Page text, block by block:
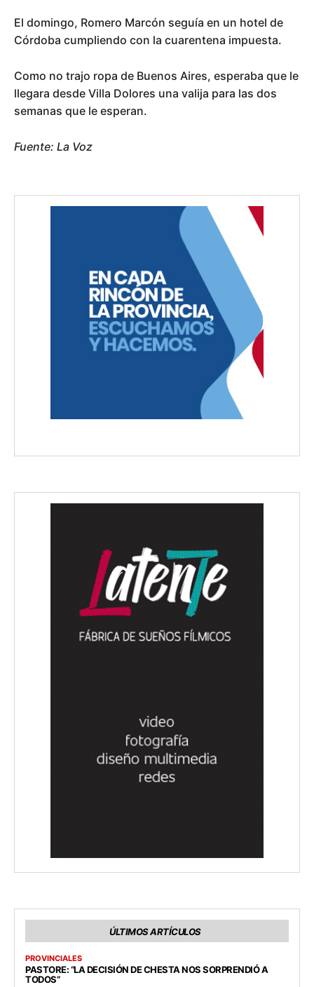
El domingo, Romero Marcón seguía en un hotel de
Córdoba cumpliendo con la cuarentena impuesta.
Como no trajo ropa de Buenos Aires, esperaba que le
llegara desde Villa Dolores una valija para las dos
semanas que le esperan.
Fuente: La Voz
ÚLTIMOS ARTÍCULOS
PROVINCIALES
PASTORE: “LA DECISIÓN DE CHESTA NOS SORPRENDIÓ A
TODOS”